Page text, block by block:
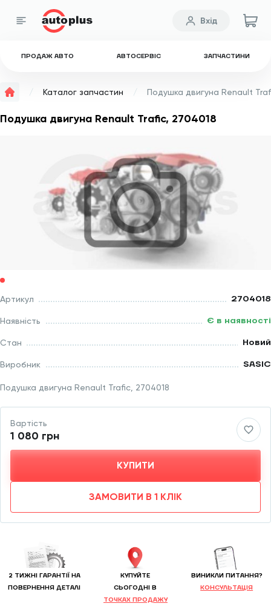
ПРОДАЖ АВТО АВТОСЕРВІС ЗАПЧАСТИНИ
Вхід
Каталог запчастин Подушка двигуна Renault
Подушка двигуна Renault Trafic, 2704018
Подушка двигуна Renault Trafic, 2704018
Артикул 2704018
Наявність Є в наявності
Стан Новий
Виробник SASIC
Вартість
1 080 грн
КУПИТИ
ЗАМОВИТИ В 1 КЛІК
2 ТИЖНІ ГАРАНТІЇ НА
ПОВЕРНЕННЯ ДЕТАЛІ
КУПУЙТЕ
CЬОГОДНІ В
ТОЧКАХ ПРОДАЖУ
ВИНИКЛИ ПИТАННЯ?
КОНСУЛЬТАЦІЯ